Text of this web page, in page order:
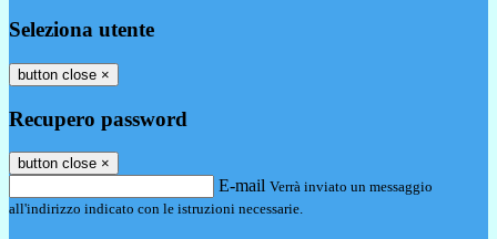
Seleziona utente
button close ×
Recupero password
button close ×
E-mail Verrà inviato un messaggio
all'indirizzo indicato con le istruzioni necessarie.